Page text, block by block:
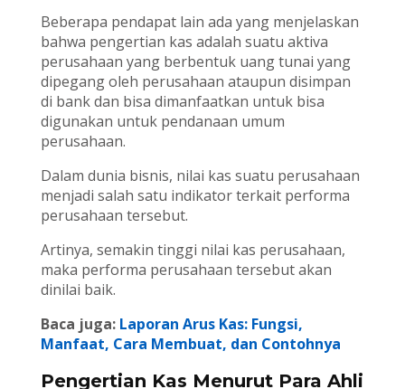
Beberapa pendapat lain ada yang menjelaskan
bahwa pengertian kas adalah suatu aktiva
perusahaan yang berbentuk uang tunai yang
dipegang oleh perusahaan ataupun disimpan
di bank dan bisa dimanfaatkan untuk bisa
digunakan untuk pendanaan umum
perusahaan.
Dalam dunia bisnis, nilai kas suatu perusahaan
menjadi salah satu indikator terkait performa
perusahaan tersebut.
Artinya, semakin tinggi nilai kas perusahaan,
maka performa perusahaan tersebut akan
dinilai baik.
Baca juga: Laporan Arus Kas: Fungsi,
Manfaat, Cara Membuat, dan Contohnya
Pengertian Kas Menurut Para Ahli